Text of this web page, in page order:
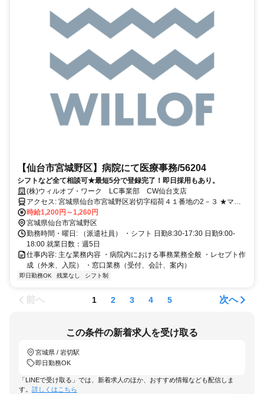
【仙台市宮城野区】病院にて医療事務/56204
シフトなど全て相談可★最短5分で登録完了！即日採用もあり。
(株)ウィルオブ・ワーク LC事業部 CW仙台支店
アクセス: 宮城県仙台市宮城野区岩切字稲荷４１番地の2－３ ★マイ
カー通勤可能です！
時給1,200円～1,260円
宮城県仙台市宮城野区
勤務時間・曜日: （派遣社員） ・シフト 日勤8:30-17:30 日勤9:00-
18:00 就業日数：週5日
仕事内容: 主な業務内容 ・病院内における事務業務全般 ・レセプト作
成（外来、入院） ・窓口業務（受付、会計、案内）
即日勤務OK 残業なし シフト制
前へ 1 2 3 4 5 次へ
この条件の新着求人を受け取る
宮城県 / 岩切駅
即日勤務OK
「LINEで受け取る」では、新着求人のほか、おすすめ情報なども配信しま
す。 詳しくはこちら